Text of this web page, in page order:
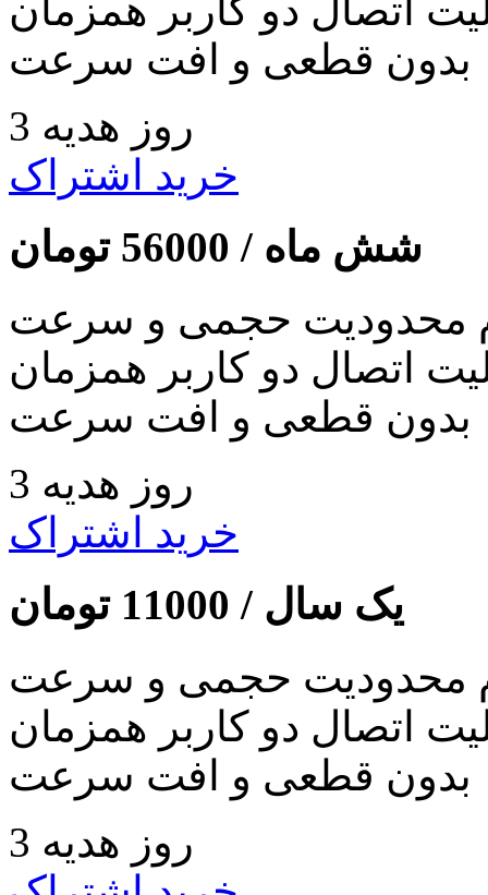
اتصال دو کاربر همزمان
بدون قطعی و افت سرعت
3 روز هدیه
خرید اشتراک
شش ماه / 56000 تومان
محدودیت حجمی و سرعت
اتصال دو کاربر همزمان
بدون قطعی و افت سرعت
3 روز هدیه
خرید اشتراک
یک سال / 11000 تومان
محدودیت حجمی و سرعت
اتصال دو کاربر همزمان
بدون قطعی و افت سرعت
3 روز هدیه